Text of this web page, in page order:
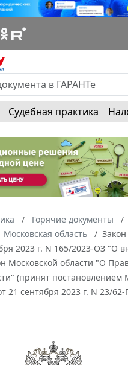
Судебная практика
Горячие документы
Московская область
2023 г. N 165/2023-ОЗ "О
Московской области "О
(принят постановлением
21 сентября 2023 г. N 23/62-